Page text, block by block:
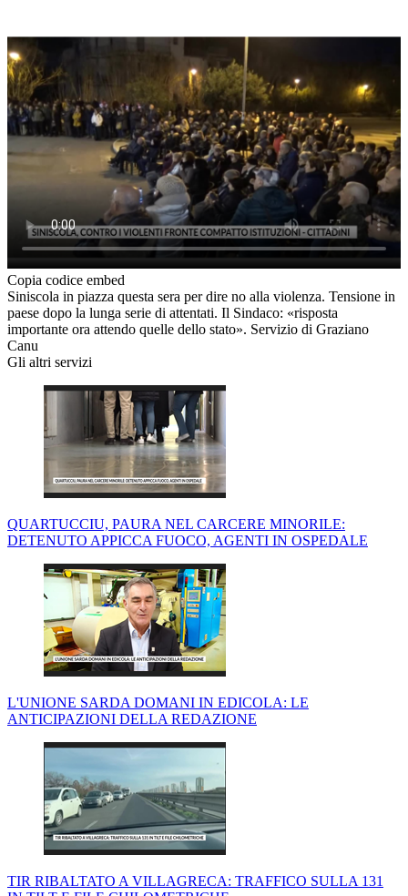
Copia codice embed
Siniscola in piazza questa sera per dire no alla violenza. Tensione in
paese dopo la lunga serie di attentati. Il Sindaco: «risposta
importante ora attendo quelle dello stato». Servizio di Graziano
Canu
Gli altri servizi
QUARTUCCIU, PAURA NEL CARCERE MINORILE:
DETENUTO APPICCA FUOCO, AGENTI IN OSPEDALE
L'UNIONE SARDA DOMANI IN EDICOLA: LE
ANTICIPAZIONI DELLA REDAZIONE
TIR RIBALTATO A VILLAGRECA: TRAFFICO SULLA 131